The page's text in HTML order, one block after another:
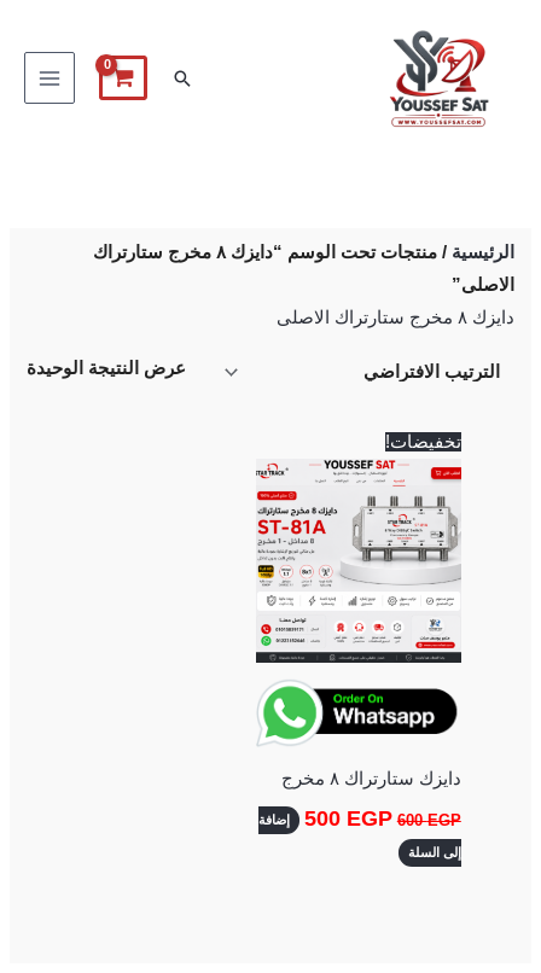
البحث
الرئيسية
/ منتجات تحت الوسم “دايزك ٨ مخرج ستارتراك
الاصلى”
دايزك ٨ مخرج ستارتراك الاصلى
عرض النتيجة الوحيدة
تخفيضات!
دايزك ستارتراك ٨ مخرج
600EGP
السعر
الأصلي
هو:
600 EGP.
500 EGP
هو:
500 EGP.
إضافة
إلى السلة